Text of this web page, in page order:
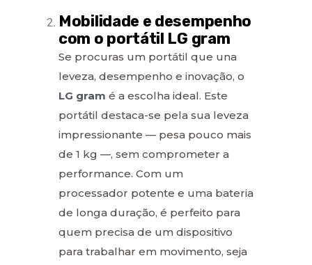
Mobilidade e desempenho
com o portátil LG gram
Se procuras um portátil que una
leveza, desempenho e inovação, o
LG gram é a escolha ideal. Este
portátil destaca-se pela sua leveza
impressionante — pesa pouco mais
de 1 kg —, sem comprometer a
performance. Com um
processador potente e uma bateria
de longa duração, é perfeito para
quem precisa de um dispositivo
para trabalhar em movimento, seja